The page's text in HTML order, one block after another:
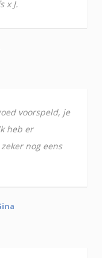
x J.
voorspeld, je
heb er
nog eens